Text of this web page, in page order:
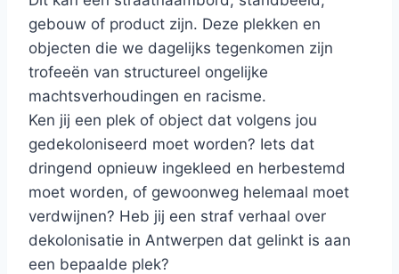
gebouw of product zijn. Deze plekken en
objecten die we dagelijks tegenkomen zijn
trofeeën van structureel ongelijke
machtsverhoudingen en racisme.
Ken jij een plek of object dat volgens jou
gedekoloniseerd moet worden? Iets dat
dringend opnieuw ingekleed en herbestemd
moet worden, of gewoonweg helemaal moet
verdwijnen? Heb jij een straf verhaal over
dekolonisatie in Antwerpen dat gelinkt is aan
een bepaalde plek?